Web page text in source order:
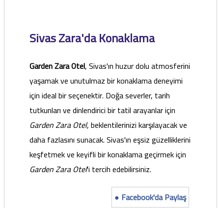
Sivas Zara'da Konaklama
Garden Zara Otel, Sivas'ın huzur dolu atmosferini
yaşamak ve unutulmaz bir konaklama deneyimi
için ideal bir seçenektir. Doğa severler, tarih
tutkunları ve dinlendirici bir tatil arayanlar için
Garden Zara Otel, beklentilerinizi karşılayacak ve
daha fazlasını sunacak. Sivas'ın eşsiz güzelliklerini
keşfetmek ve keyifli bir konaklama geçirmek için
Garden Zara Otel'i tercih edebilirsiniz.
● Facebook'da Paylaş